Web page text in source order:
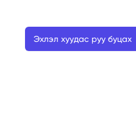
Эхлэл хуудас руу буцах